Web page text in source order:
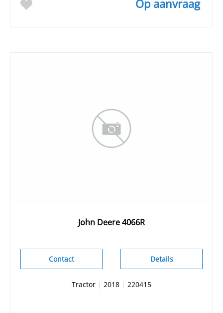
Op aanvraag
John Deere 4066R
Details
Contact
Tractor | 2018 | 220415